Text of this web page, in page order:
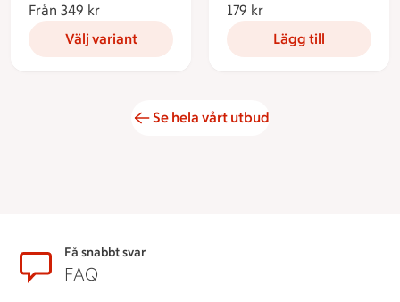
Från 349 kr
Välj variant
179 kr
Lägg till
Se hela vårt utbud
SidfotFå snabbt svar
FAQ